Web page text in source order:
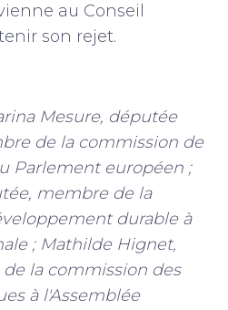
au Conseil
son rejet.
Mesure, députée
de la commission de
Parlement européen ;
membre de la
durable à
; Mathilde Hignet,
la commission des
à l'Assemblée